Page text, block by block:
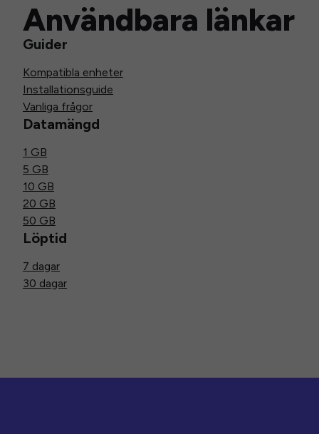
Användbara länkar
Guider
Kompatibla enheter
Installationsguide
Vanliga frågor
Datamängd
1 GB
5 GB
10 GB
20 GB
50 GB
Löptid
7 dagar
30 dagar